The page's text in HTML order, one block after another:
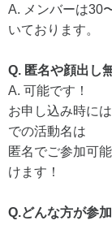
A. メンバーは30
いております。
Q. 匿名や顔出し
A. 可能です！
お申し込み時に
での活動名は
匿名でご参加可
けます！
Q.どんな方が参